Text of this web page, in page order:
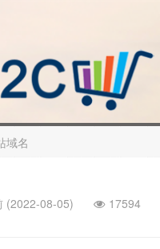
域名
(2022-08-05)
17594